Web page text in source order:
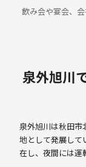
飲み会や宴会、
泉外旭川
泉外旭川は秋田市
地として発展して
在し、夜間には運